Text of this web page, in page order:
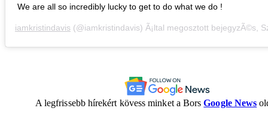
We are all so incredibly lucky to get to do what we do !
iamkristindavis (@iamkristindavis) Ã¡ltal megosztott bejegyzÃ©s, Szept
A legfrissebb hírekért kövess minket a BorsGoogle News